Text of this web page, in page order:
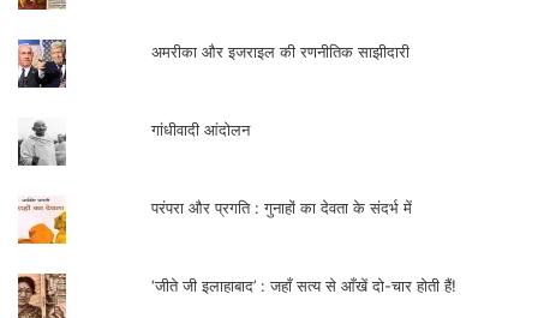
अमरीका और इजराइल की रणनीतिक साझीदारी
गांधीवादी आंदोलन
परंपरा और प्रगति : गुनाहों का देवता के संदर्भ में
‘जीते जी इलाहाबाद’ : जहाँ सत्य से आँखें दो-चार होती हैं!